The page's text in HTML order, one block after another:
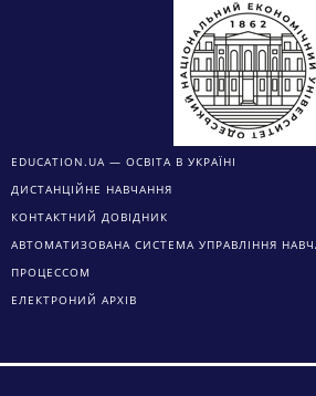
EDUCATION.UA — ОСВІТА В УКРАЇНІ
ДИСТАНЦІЙНЕ НАВЧАННЯ
КОНТАКТНИЙ ДОВІДНИК
АВТОМАТИЗОВАНА СИСТЕМА УПРАВЛІННЯ
ПРОЦЕССОМ
ЕЛЕКТРОНИЙ АРХІВ